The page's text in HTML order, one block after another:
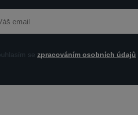
se zpracováním osobních údajů